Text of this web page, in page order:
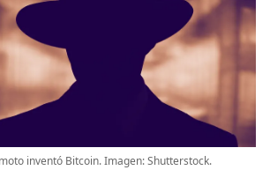
inventó Bitcoin. Imagen: Shutterstock.